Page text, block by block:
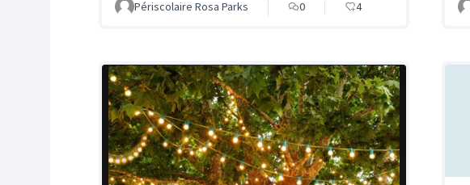
Périscolaire Rosa Parks 0 4